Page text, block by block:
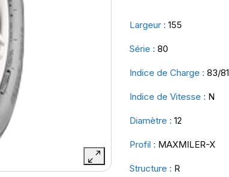
Largeur : 155
Série : 80
Indice de Charge : 83/81
Indice de Vitesse : N
Diamètre : 12
Profil : MAXMILER-X
Structure : R